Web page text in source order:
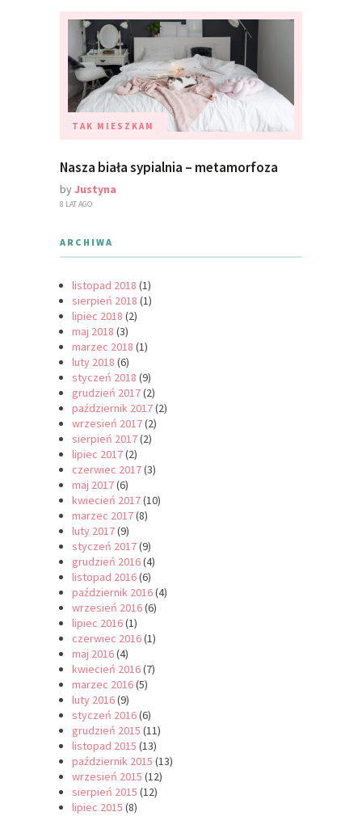
TAK MIESZKAM
Nasza biała sypialnia – metamorfoza
byJustyna
8 LAT AGO
ARCHIWA
listopad 2018 (1)
sierpień 2018 (1)
lipiec 2018 (2)
maj 2018 (3)
marzec 2018 (1)
luty 2018 (6)
styczeń 2018 (9)
grudzień 2017(2)
październik 2017(2)
wrzesień 2017(2)
sierpień 2017(2)
lipiec 2017(2)
czerwiec 2017(3)
maj 2017(6)
kwiecień 2017(10)
marzec 2017(8)
luty 2017(9)
styczeń 2017(9)
grudzień 2016(4)
listopad 2016(6)
październik 2016(4)
wrzesień 2016(6)
lipiec 2016(1)
czerwiec 2016(1)
maj 2016(4)
kwiecień 2016(7)
marzec 2016(5)
luty 2016(9)
styczeń 2016(6)
grudzień 2015 (11)
listopad 2015 (13)
październik 2015 (13)
wrzesień 2015 (12)
sierpień 2015 (12)
lipiec 2015 (8)